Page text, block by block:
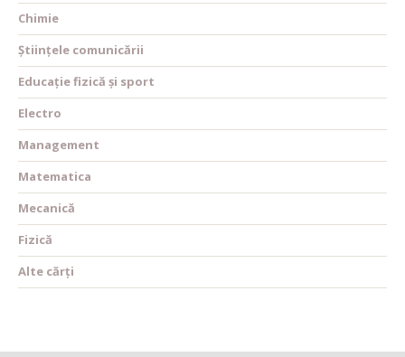
Chimie
Științele comunicării
Educație fizică și sport
Electro
Management
Matematica
Mecanică
Fizică
Alte cărți